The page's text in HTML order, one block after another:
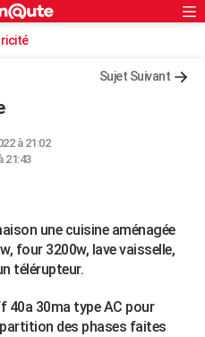
Sujet Suivant
à 21:02
21:43
une cuisine aménagée
four 3200w, lave vaisselle,
télérupteur.
40a 30ma type AC pour
des phases faites